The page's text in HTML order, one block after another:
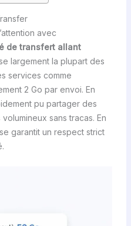
avec
de transfert allant
largement la plupart des
services comme
2 Go par envoi. En
pu partager des
sans tracas. En
garantit un respect strict